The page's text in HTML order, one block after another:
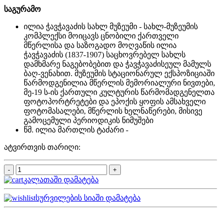
საგურამო
ილია ჭავჭავაძის სახლ მუზეუმი - სახლ-მუზეუმის
კომპლექსი მოიცავს ცნობილი ქართველი
მწერლისა და საზოგადო მოღვაწის ილია
ჭავჭავაძის (1837-1907) საცხოვრებელ სახლს
დამხმარე ნაგებობებით და ჭავჭავაძისეულ მამულს
ბაღ-ვენახით. მუზეუმის სტაციონარულ ექსპოზიციაში
წარმოდგენილია მწერლის მემორიალური ნივთები,
მე-19 ს-ის ქართული კულტურის წარმომადგენელთა
ფოტოპორტრეტები და ეპოქის ყოფის ამსახველი
ფოტომასალები, მწერლის ხელნაწერები, მისივე
გამოცემული პერიოდიკის ნიმუშები
წმ. ილია მართლის ტაძარი -
ატვირთვის თარიღი:
კალათაში დამატება
სურვილების სიაში დამატება